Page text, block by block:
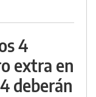
4
extra en
deberán